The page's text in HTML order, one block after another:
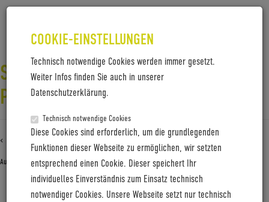
COOKIE-EINSTELLUNGEN
Technisch notwendige Cookies werden immer gesetzt.
Weiter Infos finden Sie auch in unserer
Datenschutzerklärung.
Technisch notwendige Cookies
Diese Cookies sind erforderlich, um die grundlegenden
Funktionen dieser Webseite zu ermöglichen, wir setzten
entsprechend einen Cookie. Dieser speichert Ihr
individuelles Einverständnis zum Einsatz technisch
notwendiger Cookies. Unsere Webseite setzt nur technisch
SKYE-BELT-PRODUCT-
PAGE_0009_STEP-OCEAN
‹ Zurück zu Skye-Belt-product-page_0009_Step-Ocean
August 20, 2025Gabi Jung
Skye-Belt-product-page_0009_Step-Ocean